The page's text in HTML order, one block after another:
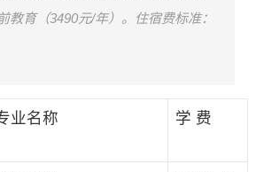
教育（3490元/年）。住宿费标准：
业名称 学 费